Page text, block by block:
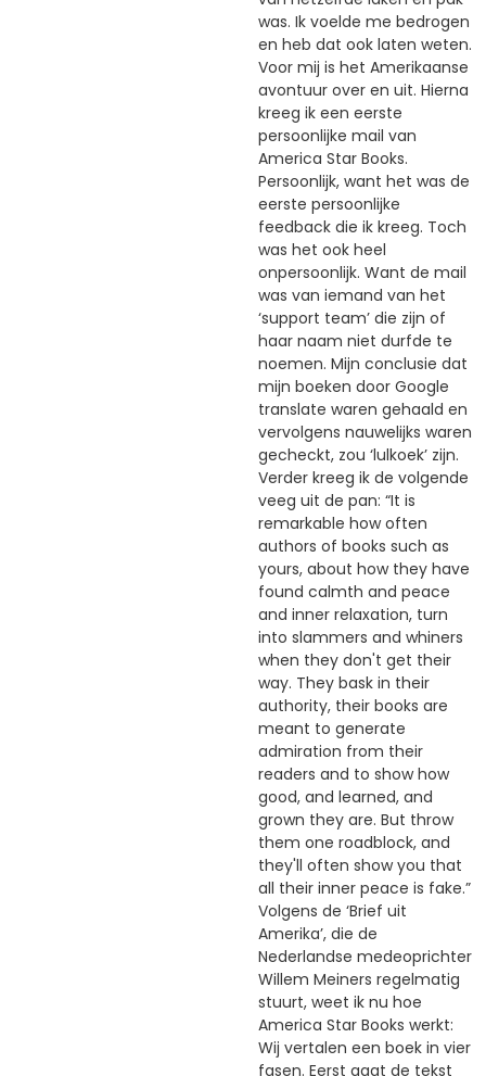
was. Ik voelde me bedrogen
en heb dat ook laten weten.
Voor mij is het Amerikaanse
avontuur over en uit. Hierna
kreeg ik een eerste
persoonlijke mail van
America Star Books.
Persoonlijk, want het was de
eerste persoonlijke
feedback die ik kreeg. Toch
was het ook heel
onpersoonlijk. Want de mail
was van iemand van het
‘support team’ die zijn of
haar naam niet durfde te
noemen. Mijn conclusie dat
mijn boeken door Google
translate waren gehaald en
vervolgens nauwelijks waren
gecheckt, zou ‘lulkoek’ zijn.
Verder kreeg ik de volgende
veeg uit de pan: “It is
remarkable how often
authors of books such as
yours, about how they have
found calmth and peace
and inner relaxation, turn
into slammers and whiners
when they don't get their
way. They bask in their
authority, their books are
meant to generate
admiration from their
readers and to show how
good, and learned, and
grown they are. But throw
them one roadblock, and
they'll often show you that
all their inner peace is fake.”
Volgens de ‘Brief uit
Amerika’, die de
Nederlandse medeoprichter
Willem Meiners regelmatig
stuurt, weet ik nu hoe
America Star Books werkt:
Wij vertalen een boek in vier
fasen. Eerst gaat de tekst